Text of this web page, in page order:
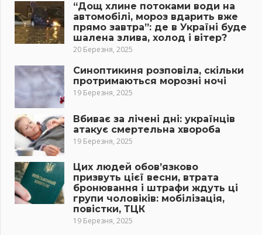
“Дощ хлине потоками води на
автомобілі, мороз вдарить вже
прямо завтра”: де в Україні буде
шалена злива, холод і вітер?
20 Березня, 2025
Синоптикиня розповіла, скільки
протримаються морозні ночі
19 Березня, 2025
Вбиває за лічені дні: українців
атакує смертельна хвороба
19 Березня, 2025
Цих людей обов’язково
призвуть цієї весни, втрата
бронювання і штрафи ждуть ці
групи чоловіків: мобілізація,
повістки, ТЦК
19 Березня, 2025